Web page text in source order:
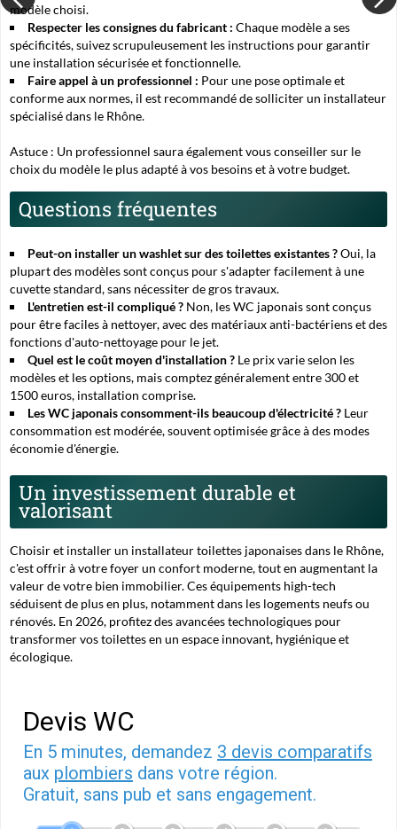
modèle choisi.
Respecter les consignes du fabricant : Chaque modèle a ses
spécificités, suivez scrupuleusement les instructions pour garantir
une installation sécurisée et fonctionnelle.
Faire appel à un professionnel : Pour une pose optimale et
conforme aux normes, il est recommandé de solliciter un installateur
spécialisé dans le Rhône.
Astuce : Un professionnel saura également vous conseiller sur le
choix du modèle le plus adapté à vos besoins et à votre budget.
Questions fréquentes
Peut-on installer un washlet sur des toilettes existantes ?Oui, la
plupart des modèles sont conçus pour s'adapter facilement à une
cuvette standard, sans nécessiter de gros travaux.
L'entretien est-il compliqué ? Non, les WC japonais sont conçus
pour être faciles à nettoyer, avec des matériaux anti-bactériens et des
fonctions d'auto-nettoyage pour le jet.
Quel est le coût moyen d'installation ? Le prix varie selon les
modèles et les options, mais comptez généralement entre 300 et
1500 euros, installation comprise.
Les WC japonais consomment-ils beaucoup d'électricité ? Leur
consommation est modérée, souvent optimisée grâce à des modes
économie d'énergie.
Un investissement durable et
valorisant
Choisir et installer un installateur toilettes japonaisesdans le Rhône,
c'est offrir à votre foyer un confort moderne, tout en augmentant la
valeur de votre bien immobilier. Ces équipements high-tech
séduisent de plus en plus, notamment dans les logements neufs ou
rénovés. En 2026, profitez des avancées technologiques pour
transformer vos toilettes en un espace innovant, hygiénique et
écologique.
Devis WC
En 5 minutes, demandez 3 devis comparatifs
aux plombiers dans votre région.
Gratuit, sans pub et sans engagement.